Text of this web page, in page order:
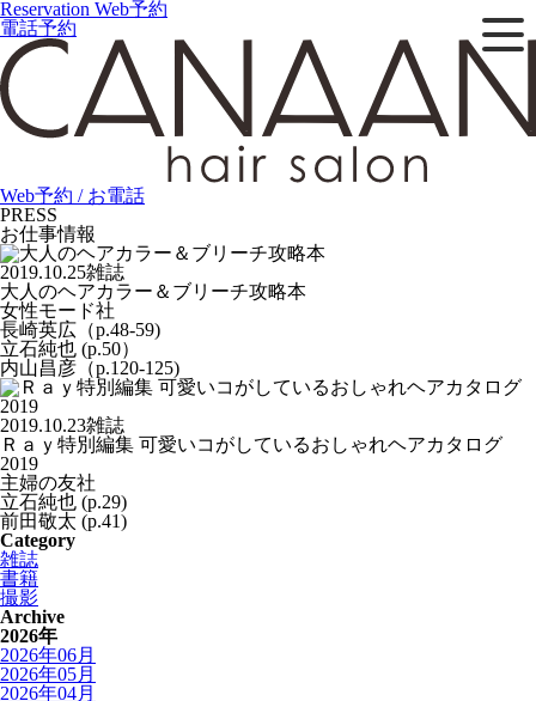
Reservation Web予約
電話予約
Web予約 / お電話
PRESS
お仕事情報
2019.10.25雑誌
大人のヘアカラー＆ブリーチ攻略本
女性モード社
長崎英広（p.48-59)
立石純也 (p.50）
内山昌彦（p.120-125)
2019.10.23雑誌
Ｒａｙ特別編集 可愛いコがしているおしゃれヘアカタログ
2019
主婦の友社
立石純也 (p.29)
前田敬太 (p.41)
Category
雑誌
書籍
撮影
Archive
2026年
2026年06月
2026年05月
2026年04月